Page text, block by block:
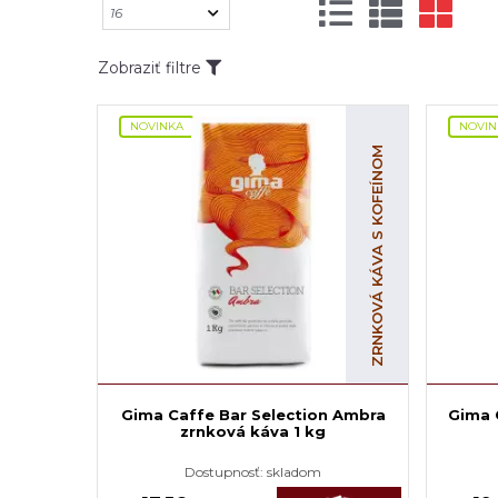
Zobraziť filtre
NOVINKA
ZRNKOVÁ KÁVA S KOFEÍNOM
Gima Caffe Bar Selection Ambra
zrnková káva 1 kg
Dostupnosť:skladom
Gima